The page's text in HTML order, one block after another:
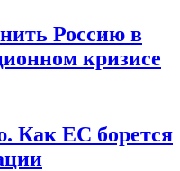
Россию в
кризисе
Как ЕС борется